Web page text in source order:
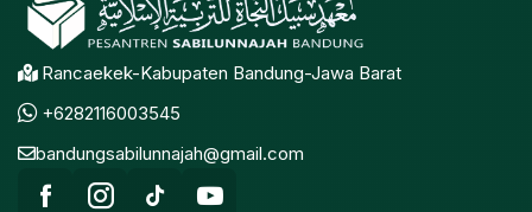
Rancaekek-Kabupaten Bandung-Jawa Barat
+6282116003545
bandungsabilunnajah@gmail.com